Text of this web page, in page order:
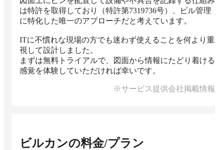
は特許を取得しており（特許第7319736号）、ビル管理
に特化した唯一のアプローチだと考えています。
ITに不慣れな現場の方でも迷わず使えることを何より重
視して設計しました。
まずは無料トライアルで、図面から情報にたどり着ける
感覚を体験していただければ幸いです。
※サービス提供会社掲載情報
ビルカンの料金/プラン